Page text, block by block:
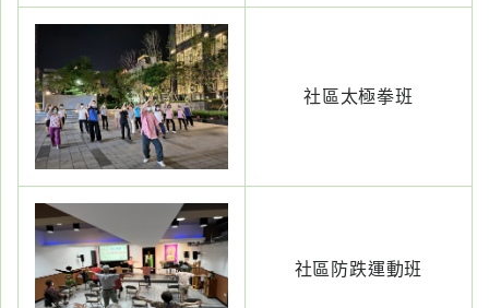
社區太極拳班
社區防跌運動班